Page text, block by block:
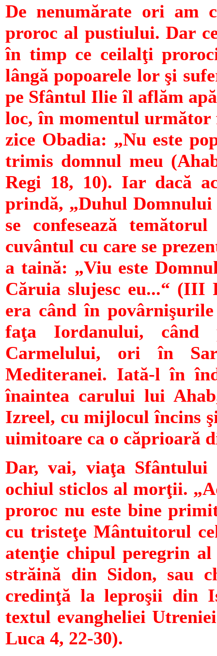
De nenumărate ori am
proroc al pustiului. Dar
în timp ce ceilalţi
lângă popoarele lor şi
pe Sfântul Ilie îl aflăm
loc, în momentul
zice Obadia: „Nu este
trimis domnul meu
Regi 18, 10). Iar dacă
prindă, „Duhul Domnului
se confesează
cuvântul cu care se
a taină: „Viu este
Căruia slujesc eu...“ (III
era când în
faţa Iordanului, când
Carmelului, ori în
Mediteranei. Iată-l în
înaintea carului lui
Izreel, cu mijlocul încins
uimitoare ca o căprioară
Dar, vai, viaţa
ochiul sticlos al morţii.
proroc nu este bine
cu tristeţe Mântuitorul
atenţie chipul peregrin
străină din Sidon, sau
credinţă la leproşii din
textul evangheliei
Luca 4, 22-30).